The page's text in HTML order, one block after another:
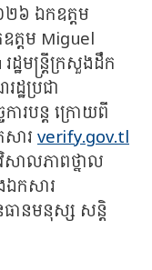
៦ ឯកឧត្តម
ឧត្តម Miguel
ឋមន្ត្រីក្រសួងដឹក
ឋប្រជា
ារបន្ត ក្រោយពី
សារverify.gov.tl
សាលភាពថ្នាល
ឯកសារ
ានមនុស្ស សន្តិ